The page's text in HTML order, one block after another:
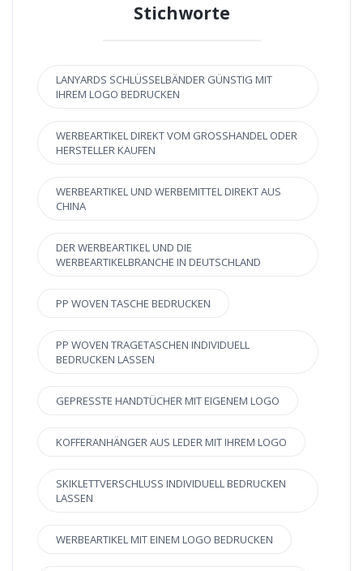
Stichworte
LANYARDS SCHLÜSSELBÄNDER GÜNSTIG MIT
IHREM LOGO BEDRUCKEN
WERBEARTIKEL DIREKT VOM GROSSHANDEL ODER H
ERSTELLER KAUFEN
WERBEARTIKEL UND WERBEMITTEL DIREKT AUS
CHINA
DER WERBEARTIKEL UND DIE
WERBEARTIKELBRANCHE IN DEUTSCHLAND
PP WOVEN TASCHE BEDRUCKEN
PP WOVEN TRAGETASCHEN INDIVIDUELL
BEDRUCKEN LASSEN
GEPRESSTE HANDTÜCHER MIT EIGENEM LOGO
KOFFERANHÄNGER AUS LEDER MIT IHREM LOGO
SKIKLETTVERSCHLUSS INDIVIDUELL BEDRUCKEN
LASSEN
WERBEARTIKEL MIT EINEM LOGO BEDRUCKEN